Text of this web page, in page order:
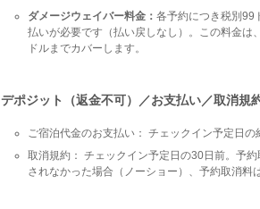
ダメージウェイバー料金： 各予約につき税別99
払いが必要です（払い戻しなし）。この料金
ドルまでカバーします。
デポジット（返金不可）／お支払い／取消規
ご宿泊代金のお支払い： チェックイン予定日の
取消規約： チェックイン予定日の30日前。予
されなかった場合（ノーショー）、予約取消料